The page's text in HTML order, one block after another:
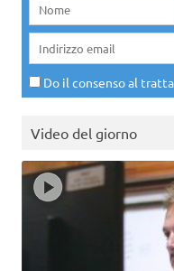
Do il consenso al
Video del giorno